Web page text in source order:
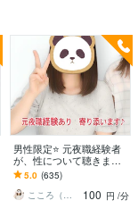
男性限定⭐️ 元夜職経験者
が、性について聴きます
性のお悩みや好きな趣
味…安心して打ち明けて
ねʕ•ᴥ•ʔ
5.0 (635)
こころ（＾_＾）
100 円 /分